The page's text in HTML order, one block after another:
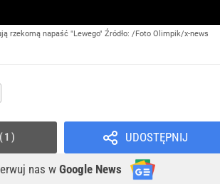
rzekomą napaść "Lewego" Źródło: /Foto Olimpik/x-news
UDOSTĘPNIJ
nas w Google News
1